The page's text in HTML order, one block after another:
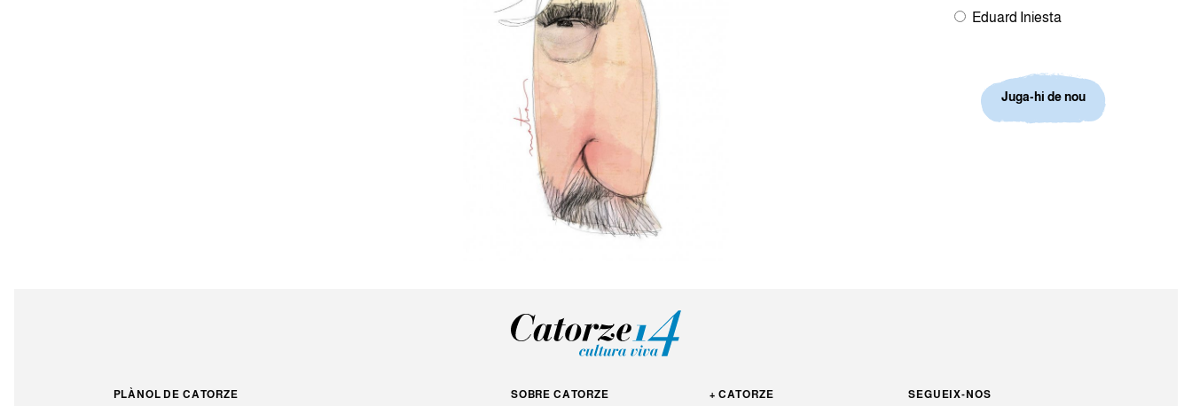
Eduard Iniesta
Juga-hi de nou
PLÀNOL DE CATORZE SOBRE CATORZE + CATORZE SEGUEIX-NOS